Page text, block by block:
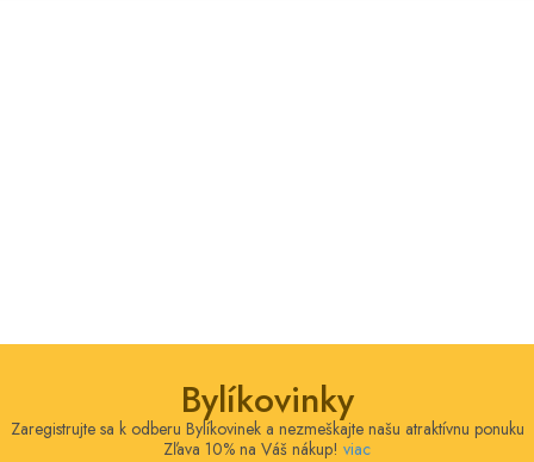
Bylíkovinky
Zaregistrujte sa k odberu Bylíkovinek a nezmeškajte našu atraktívnu ponuku
Zľava 10% na Váš nákup! viac